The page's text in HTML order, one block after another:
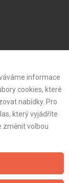
informace
cookies, které
nabídky. Pro
který vyjádříte
změnit volbou